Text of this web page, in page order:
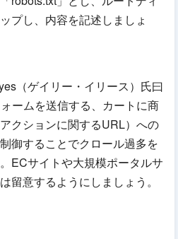
プし、内容を記述しましょ
（ゲイリー・イリース）氏曰
ームを送信する、カートに商
クションに関するURL）への
御することでクロール過多を
ECサイトや大規模ポータルサ
留意するようにしましょう。